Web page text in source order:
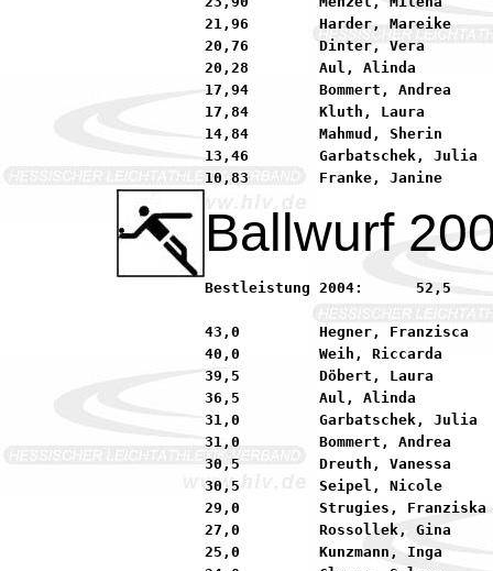
21,96        Harder, Mareike
20,76        Dinter, Vera
20,28        Aul, Alinda
17,94        Bommert, Andrea
17,84        Kluth, Laura
14,84        Mahmud, Sherin
13,46        Garbatschek, Julia
Ballwurf
Bestleistung 2004:	52,5         Rückert, Fiona          90 LG MINIMAX Seligenstad
43,0         Hegner, Franzisca
40,0         Weih, Riccarda
39,5         Döbert, Laura
36,5         Aul, Alinda
31,0         Garbatschek, Julia
31,0         Bommert, Andrea
30,5         Dreuth, Vanessa
30,5         Seipel, Nicole
29,0         Strugies, Franziska
27,0         Rossollek, Gina
25,0         Kunzmann, Inga